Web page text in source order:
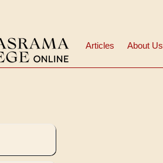
Articles About Us